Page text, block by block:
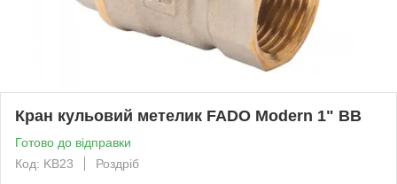
Кран кульовий метелик FADO Modern 1" ВВ
Готово до відправки
Код: KB23
Роздріб